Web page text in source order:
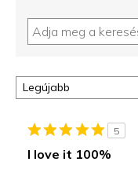
5
I love it 100%